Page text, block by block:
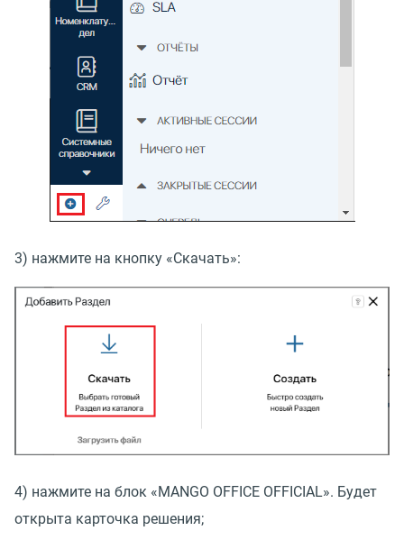
3) нажмите на кнопку «Скачать»:
4) нажмите на блок «MANGO OFFICE OFFICIAL». Будет
открыта карточка решения;